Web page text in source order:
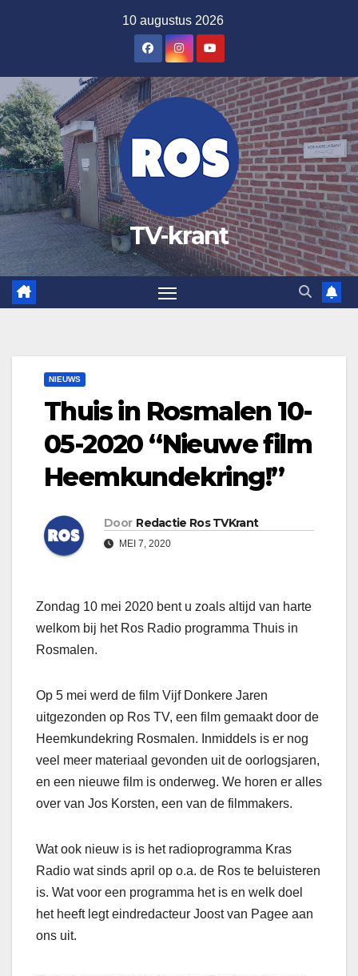
inhoud
10 augustus 2026
TV-krant
NIEUWS
Thuis in Rosmalen 10-
05-2020 “Nieuwe film
Heemkundekring!”
Door Redactie Ros TVKrant
MEI 7, 2020
Zondag 10 mei 2020 bent u zoals altijd van harte
welkom bij het Ros Radio programma Thuis in
Rosmalen.
Op 5 mei werd de film Vijf Donkere Jaren
uitgezonden op Ros TV, een film gemaakt door de
Heemkundekring Rosmalen. Inmiddels is er nog
veel meer materiaal gevonden uit de oorlogsjaren,
en een nieuwe film is onderweg. We horen er alles
over van Jos Korsten, een van de filmmakers.
Wat ook nieuw is is het radioprogramma Kras
Radio wat sinds april op o.a. de Ros te beluisteren
is. Wat voor een programma het is en welk doel
het heeft legt eindredacteur Joost van Pagee aan
ons uit.